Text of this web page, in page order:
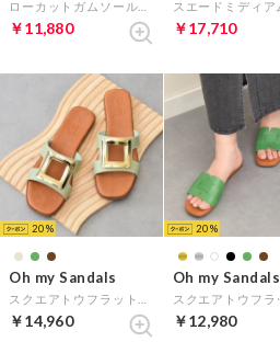
￥11,880 ￥17,710
20
Oh my Sandals
￥14,960
20
Oh my Sandals
￥12,980